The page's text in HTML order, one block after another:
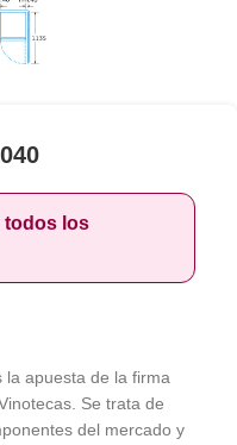
todos los
la apuesta de la firma
Se trata de
del mercado y